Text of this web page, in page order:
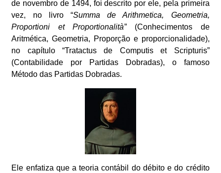
de novembro de 1494, foi descrito por ele, pela primeira
vez, no livro “Summa de Arithmetica, Geometria,
Proportioni et Proportionalità” (Conhecimentos de
Aritmética, Geometria, Proporção e proporcionalidade),
no capítulo “Tratactus de Computis et Scripturis”
(Contabilidade por Partidas Dobradas), o famoso
Método das Partidas Dobradas.
Ele enfatiza que a teoria contábil do débito e do crédito